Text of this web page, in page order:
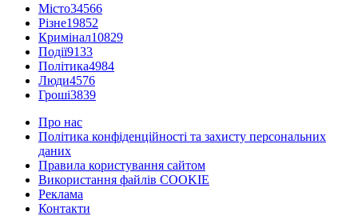
Місто34566
Різне19852
Кримінал10829
Події9133
Політика4984
Люди4576
Гроші3839
Про нас
Політика конфіденційності та захисту персональних
даних
Правила користування сайтом
Використання файлів COOKIE
Реклама
Контакти